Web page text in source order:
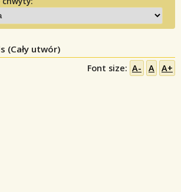
(Cały utwór)
Font size: A- A A+